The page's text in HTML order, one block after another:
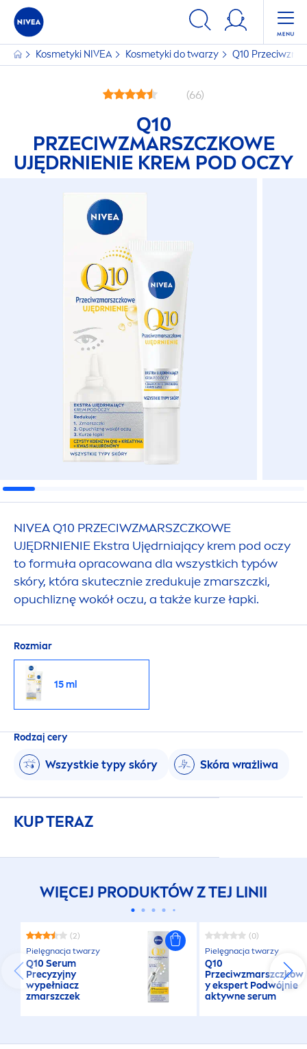
Kosmetyki NIVEA Kosmetyki do twarzy Q10
(66)
Q10
PRZECIWZMARSZCZKOWE
UJĘDRNIENIE KREM POD OCZY
NIVEAQ10 PRZECIWZMARSZCZKOWE
UJĘDRNIENIE Ekstra Ujędrniający krem pod oczy
to formuła opracowana dla wszystkich typów
skóry, która skutecznie zredukuje zmarszczki,
opuchliznę wokół oczu, a także kurze łapki.
Rozmiar
15 ml
Rodzaj cery
Wszystkie typy skóry Skóra wrażliwa
KUP TERAZ
WIĘCEJ PRODUKTÓW Z TEJ LINII
(2)
Pielęgnacja twarzy
Q10 Serum
Precyzyjny
wypełniacz
zmarszczek
(0)
Pielęgnacja twarzy
Q10
Przeciwzmarszczkow
y ekspert Podwójnie
aktywne serum